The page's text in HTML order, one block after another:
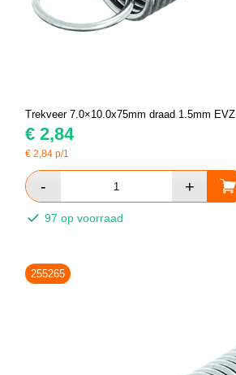
Trekveer 7.0×10.0x75mm draad 1.5mm EVZ
€ 2,84
€2,84 p/1
97 op voorraad
255265